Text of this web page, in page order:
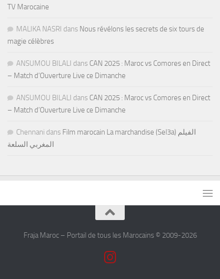
TV Marocaine
MALIKA NASRI dans Nous révélons les secrets de six tours de
magie célèbres
ANSUMOU BILALI dans CAN 2025 : Maroc vs Comores en Direct
– Match d’Ouverture Live ce Dimanche
ANSUMOU BILALI dans CAN 2025 : Maroc vs Comores en Direct
– Match d’Ouverture Live ce Dimanche
Chennani dans Film marocain La marchandise (Sel3a) الفيلم
المغربي السلعة
Fraja Maroc – Portail de tous les Marocains © 2009-2026